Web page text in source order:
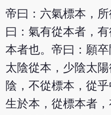
帝曰：六氣標本，
曰：氣有從本者，
本者也。帝曰：願
太陰從本，少陰太
陰，不從標本，從
生於本，從標本者